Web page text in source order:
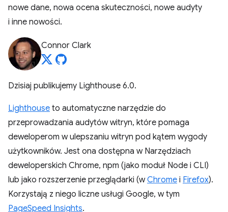
nowe dane, nowa ocena skuteczności, nowe audyty
i inne nowości.
Connor Clark
Dzisiaj publikujemy Lighthouse 6.0.
Lighthouse to automatyczne narzędzie do
przeprowadzania audytów witryn, które pomaga
deweloperom w ulepszaniu witryn pod kątem wygody
użytkowników. Jest ona dostępna w Narzędziach
deweloperskich Chrome, npm (jako moduł Node i CLI)
lub jako rozszerzenie przeglądarki (wChrome i Firefox).
Korzystają z niego liczne usługi Google, w tym
PageSpeed Insights.